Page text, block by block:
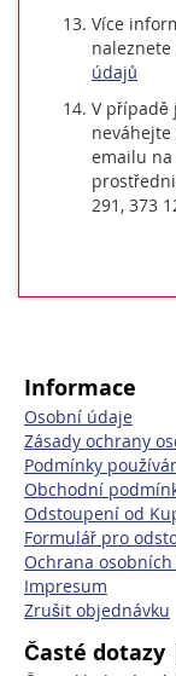
Více
naleznete
údajů
V případě
emailu na
291, 373
Informace
Osobní údaje
Zásady ochrany
Podmínky
Obchodní
Odstoupení od
Formulář pro
Ochrana
Impresum
Zrušit objednávku
Časté dotazy